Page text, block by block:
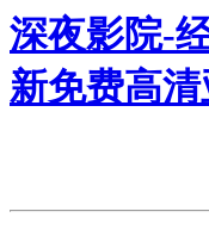
深夜影院-
新免费高